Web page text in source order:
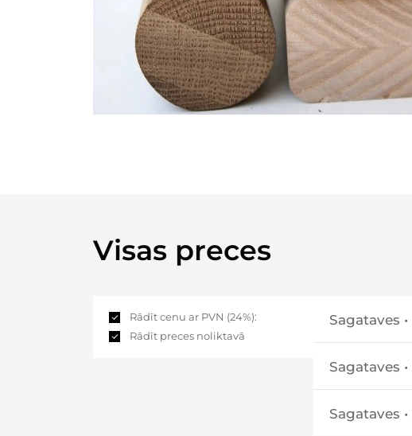
Visas preces
Rādīt cenu ar PVN (24%):
Rādīt preces noliktavā
Sagataves
Sagataves
Sagataves